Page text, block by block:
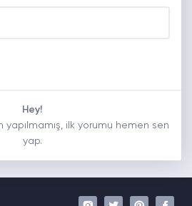
Hey!
yapılmamış, ilk yorumu hemen sen
yap.